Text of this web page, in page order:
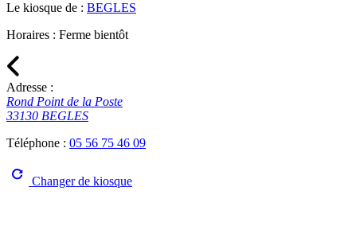
Le kiosque de : BEGLES
Horaires : Ferme bientôt
Adresse :
Rond Point de la Poste
33130 BEGLES
Téléphone : 05 56 75 46 09
Changer de kiosque